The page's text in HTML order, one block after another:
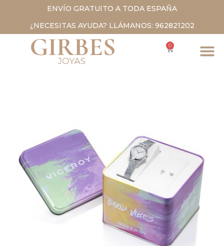
ENVÍO GRATUITO A TODA ESPAÑA
¿NECESITAS AYUDA? LLÁMANOS: 962821202
0